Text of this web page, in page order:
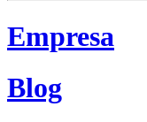
Empresa
Blog